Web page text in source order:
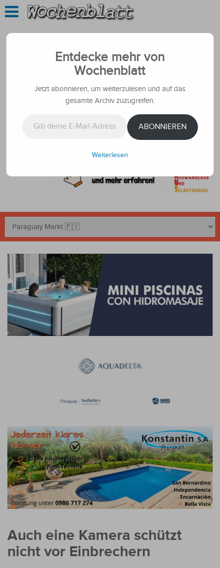
Auch eine Kamera schützt
nicht vor Einbrechern
Entdecke mehr von
Wochenblatt
Jetzt abonnieren, um weiterzulesen und auf das
gesamte Archiv zuzugreifen.
ABONNIEREN
Weiterlesen